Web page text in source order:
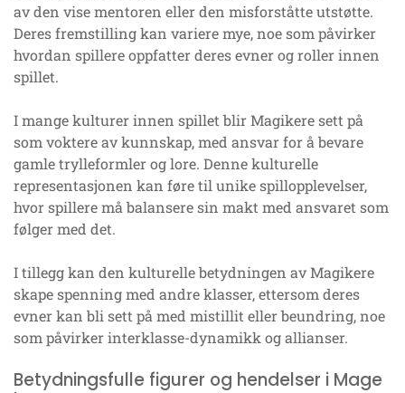
av den vise mentoren eller den misforståtte utstøtte.
Deres fremstilling kan variere mye, noe som påvirker
hvordan spillere oppfatter deres evner og roller innen
spillet.
I mange kulturer innen spillet blir Magikere sett på
som voktere av kunnskap, med ansvar for å bevare
gamle trylleformler og lore. Denne kulturelle
representasjonen kan føre til unike spillopplevelser,
hvor spillere må balansere sin makt med ansvaret som
følger med det.
I tillegg kan den kulturelle betydningen av Magikere
skape spenning med andre klasser, ettersom deres
evner kan bli sett på med mistillit eller beundring, noe
som påvirker interklasse-dynamikk og allianser.
Betydningsfulle figurer og hendelser i Mage